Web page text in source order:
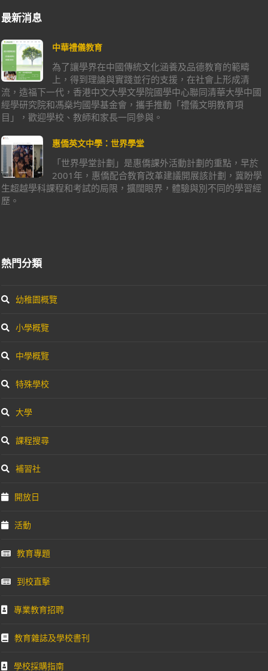
最新消息
中華禮儀教育
為了讓學界在中國傳統文化涵養及品德教育的範疇
上，得到理論與實踐並行的支援，在社會上形成清
流，造福下一代，香港中文大學文學院國學中心聯同清華大學中國
經學研究院和馮燊均國學基金會，攜手推動「禮儀文明教育項
目」，歡迎學校、教師和家長一同參與。
惠僑英文中學：世界學堂
「世界學堂計劃」是惠僑課外活動計劃的重點，早於
2001年，惠僑配合教育改革建議開展該計劃，冀盼學
生超越學科課程和考試的局限，擴闊眼界，體驗與別不同的學習經
歷。
熱門分類
幼稚園概覽
小學概覽
中學概覽
特殊學校
大學
課程搜尋
補習社
開放日
活動
教育專題
到校直擊
專業教育招聘
教育雜誌及學校書刊
學校採購指南